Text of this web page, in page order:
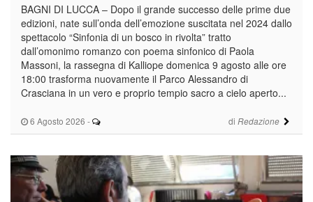
6 Agosto 2026 - di Redazione
BAGNI DI LUCCA – Dopo il grande successo delle prime due
edizioni, nate sull’onda dell’emozione suscitata nel 2024 dallo
spettacolo “Sinfonia di un bosco in rivolta” tratto
dall’omonimo romanzo con poema sinfonico di Paola
Massoni, la rassegna di Kalliope domenica 9 agosto alle ore
18:00 trasforma nuovamente il Parco Alessandro di
Crasciana in un vero e proprio tempio sacro a cielo aperto...